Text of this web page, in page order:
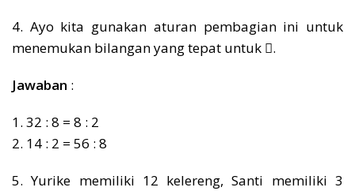
4. Ayo kita gunakan aturan pembagian ini untuk
menemukan bilangan yang tepat untuk ⃞.
Jawaban :
1. 32 : 8 = 8 : 2
2. 14 : 2 = 56 : 8
5. Yurike memiliki 12 kelereng, Santi memiliki 3